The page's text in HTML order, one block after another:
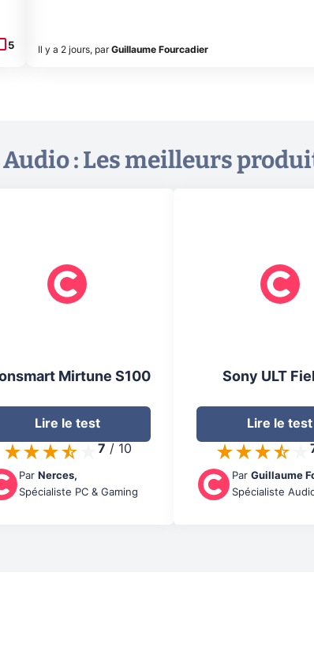
5 Il y a 2 jours, par Guillaume Fourcadier
Audio : Les meilleurs
Mirtune S100
Lire le test
7 / 10
Par Nerces,
Spécialiste PC & Gaming
Sony ULT
Lire le test
Par Guillaume
Spécialiste